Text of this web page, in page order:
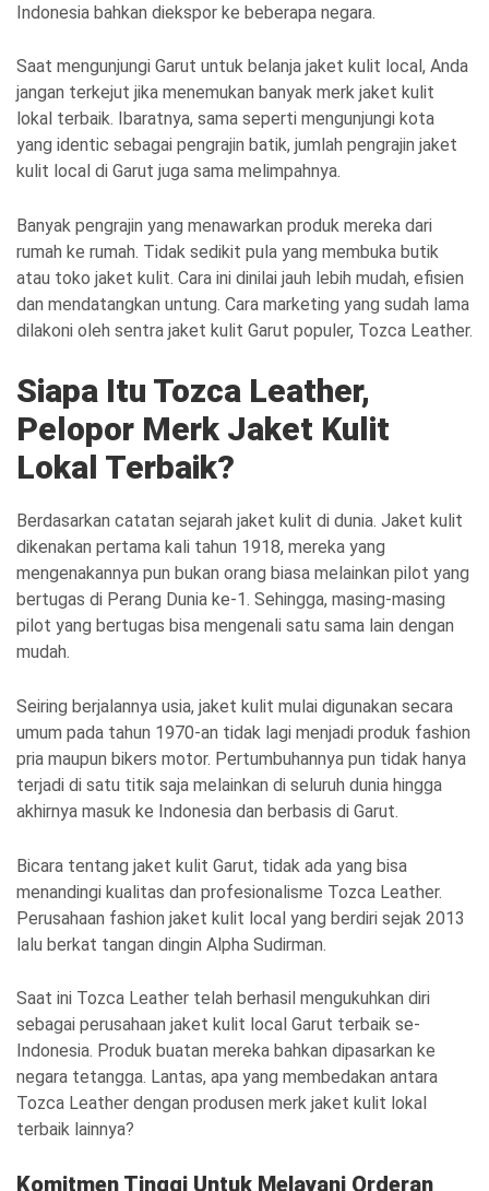
Indonesia bahkan diekspor ke beberapa negara.
Saat mengunjungi Garut untuk belanja jaket kulit local, Anda
jangan terkejut jika menemukan banyak merk jaket kulit
lokal terbaik. Ibaratnya, sama seperti mengunjungi kota
yang identic sebagai pengrajin batik, jumlah pengrajin jaket
kulit local di Garut juga sama melimpahnya.
Banyak pengrajin yang menawarkan produk mereka dari
rumah ke rumah. Tidak sedikit pula yang membuka butik
atau toko jaket kulit. Cara ini dinilai jauh lebih mudah, efisien
dan mendatangkan untung. Cara marketing yang sudah lama
dilakoni oleh sentra jaket kulit Garut populer, Tozca Leather.
Siapa Itu Tozca Leather,
Pelopor Merk Jaket Kulit
Lokal Terbaik?
Berdasarkan catatan sejarah jaket kulit di dunia. Jaket kulit
dikenakan pertama kali tahun 1918, mereka yang
mengenakannya pun bukan orang biasa melainkan pilot yang
bertugas di Perang Dunia ke-1. Sehingga, masing-masing
pilot yang bertugas bisa mengenali satu sama lain dengan
mudah.
Seiring berjalannya usia, jaket kulit mulai digunakan secara
umum pada tahun 1970-an tidak lagi menjadi produk fashion
pria maupun bikers motor. Pertumbuhannya pun tidak hanya
terjadi di satu titik saja melainkan di seluruh dunia hingga
akhirnya masuk ke Indonesia dan berbasis di Garut.
Bicara tentang jaket kulit Garut, tidak ada yang bisa
menandingi kualitas dan profesionalisme Tozca Leather.
Perusahaan fashion jaket kulit local yang berdiri sejak 2013
lalu berkat tangan dingin Alpha Sudirman.
Saat ini Tozca Leather telah berhasil mengukuhkan diri
sebagai perusahaan jaket kulit local Garut terbaik se-
Indonesia. Produk buatan mereka bahkan dipasarkan ke
negara tetangga. Lantas, apa yang membedakan antara
Tozca Leather dengan produsen merk jaket kulit lokal
terbaik lainnya?
Komitmen Tinggi Untuk Melayani Orderan